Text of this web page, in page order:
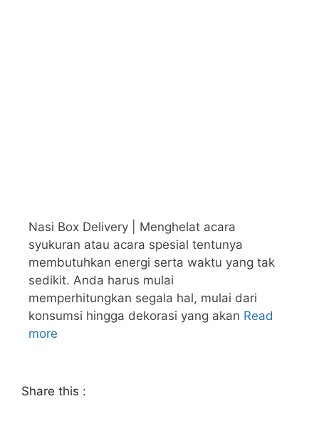
Nasi Box Delivery | Menghelat acara
syukuran atau acara spesial tentunya
membutuhkan energi serta waktu yang tak
sedikit. Anda harus mulai
memperhitungkan segala hal, mulai dari
konsumsi hingga dekorasi yang akan Read
more
Share this :